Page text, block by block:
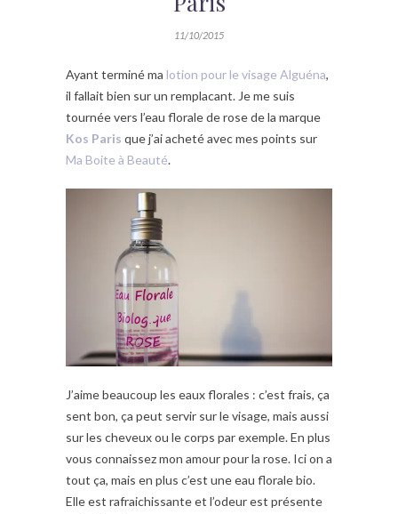
11/10/2015
Ayant terminé ma lotion pour le visage Alguéna,
il fallait bien sur un remplacant. Je me suis
tournée vers l’eau florale de rose de la marque
Kos Paris que j’ai acheté avec mes points sur
Ma Boite à Beauté.
J’aime beaucoup les eaux florales : c’est frais, ça
sent bon, ça peut servir sur le visage, mais aussi
sur les cheveux ou le corps par exemple. En plus
vous connaissez mon amour pour la rose. Ici on a
tout ça, mais en plus c’est une eau florale bio.
Elle est rafraichissante et l’odeur est présente